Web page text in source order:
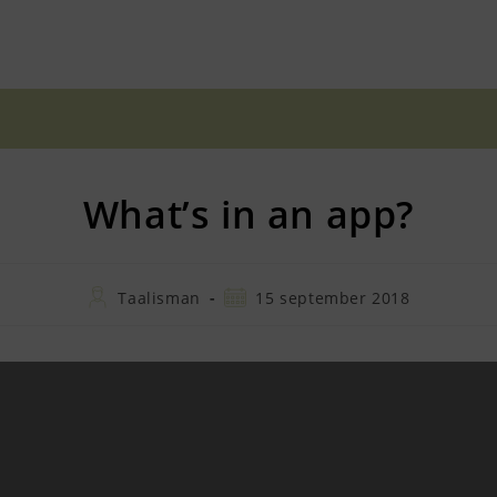
What’s in an app?
BerichtTaalisman
Bericht15 september 2018